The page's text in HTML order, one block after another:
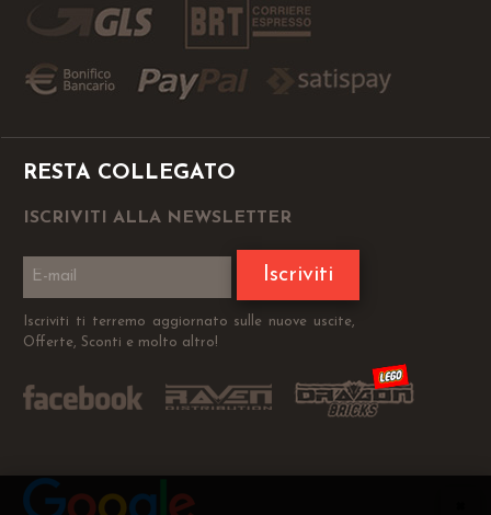
RESTA COLLEGATO
ISCRIVITI ALLA NEWSLETTER
Iscriviti
Iscriviti ti terremo aggiornato sulle nuove uscite,
Offerte, Sconti e molto altro!